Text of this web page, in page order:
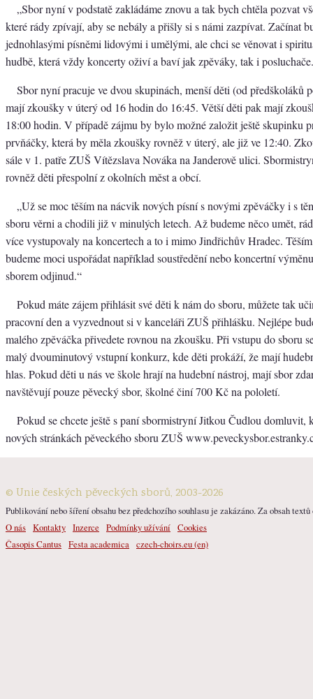
„Sbor nyní v podstatě zakládáme znovu a tak bych chtěla pozvat
které rády zpívají, aby se nebály a přišly si s námi zazpívat. Začínat
jednohlasými písněmi lidovými i umělými, ale chci se věnovat i
hudbě, která vždy koncerty oživí a baví jak zpěváky, tak i
Sbor nyní pracuje ve dvou skupinách, menší děti (od předškoláků
mají zkoušky v úterý od 16 hodin do 16:45. Větší děti pak mají
18:00 hodin. V případě zájmu by bylo možné založit ještě skupinku
prvňáčky, která by měla zkoušky rovněž v úterý, ale již ve 12:40.
sále v 1. patře ZUŠ Vítězslava Nováka na Janderově ulici.
rovněž děti přespolní z okolních měst a obcí.
„Už se moc těším na nácvik nových písní s novými zpěváčky i s
sboru věrni a chodili již v minulých letech. Až budeme něco umět,
více vystupovaly na koncertech a to i mimo Jindřichův Hradec.
budeme moci uspořádat například soustředění nebo koncertní
sborem odjinud.“
Pokud máte zájem přihlásit své děti k nám do sboru, můžete tak
pracovní den a vyzvednout si v kanceláři ZUŠ přihlášku. Nejlépe
malého zpěváčka přivedete rovnou na zkoušku. Při vstupu do sboru
malý dvouminutový vstupní konkurz, kde děti prokáží, že mají
hlas. Pokud děti u nás ve škole hrají na hudební nástroj, mají sbor
navštěvují pouze pěvecký sbor, školné činí 700 Kč na pololetí.
Pokud se chcete ještě s paní sbormistryní Jitkou Čudlou domluvit,
nových stránkách pěveckého sboru ZUŠ
© Unie českých pěveckých sborů, 2003-2026
Publikování nebo šíření obsahu bez předchozího souhlasu je zakázáno. Za obsah
O nás Kontakty Inzerce Podmínky užívání Cookies
Časopis Cantus Festa academica czech-choirs.eu (en)